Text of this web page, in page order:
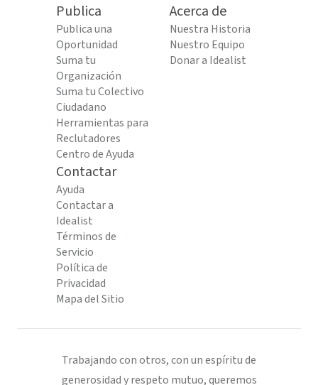
Publica
Publica una
Oportunidad
Suma tu
Organización
Suma tu Colectivo
Ciudadano
Herramientas para
Reclutadores
Centro de Ayuda
Acerca de
Nuestra Historia
Nuestro Equipo
Donar a Idealist
Contactar
Ayuda
Contactar a
Idealist
Términos de
Servicio
Política de
Privacidad
Mapa del Sitio
Trabajando con otros, con un espíritu de
generosidad y respeto mutuo, queremos